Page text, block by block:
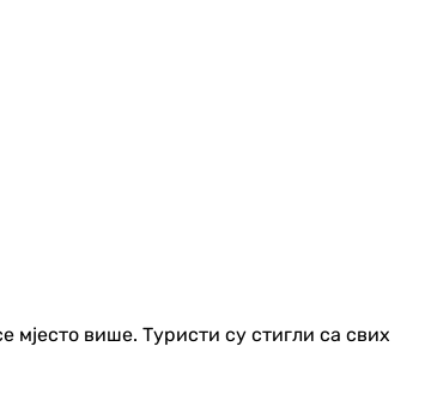
мјесто више. Туристи су стигли са свих